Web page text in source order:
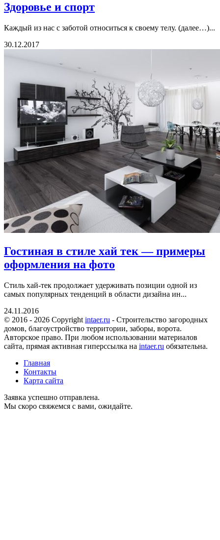
Здоровье и спорт
Каждый из нас с заботой относиться к своему телу. (далее…)...
30.12.2017
Гостиная в стиле хай тек — примеры
оформления на фото
Стиль хай-тек продолжает удерживать позиции одной из
самых популярных тенденций в области дизайна ин...
24.11.2016
© 2016 - 2026 Copyright intaer.ru - Cтроительство загородных
домов, благоустройство территории, заборы, ворота.
Авторское право. При любом использовании материалов
сайта, прямая активная гиперссылка на intaer.ru обязательна.
Главная
Контакты
Карта сайта
Заявка успешно отправлена.
Мы скоро свяжемся с вами, ожидайте.